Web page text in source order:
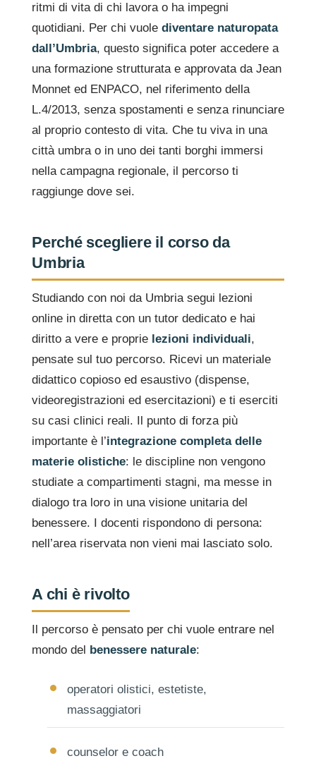
ritmi di vita di chi lavora o ha impegni
quotidiani. Per chi vuole diventare naturopata
dall’Umbria, questo significa poter accedere a
una formazione strutturata e approvata da Jean
Monnet ed ENPACO, nel riferimento della
L.4/2013, senza spostamenti e senza rinunciare
al proprio contesto di vita. Che tu viva in una
città umbra o in uno dei tanti borghi immersi
nella campagna regionale, il percorso ti
raggiunge dove sei.
Perché scegliere il corso da
Umbria
Studiando con noi da Umbria segui lezioni
online in diretta con un tutor dedicato e hai
diritto a vere e proprie lezioni individuali,
pensate sul tuo percorso. Ricevi un materiale
didattico copioso ed esaustivo (dispense,
videoregistrazioni ed esercitazioni) e ti eserciti
su casi clinici reali. Il punto di forza più
importante è l’integrazione completa delle
materie olistiche: le discipline non vengono
studiate a compartimenti stagni, ma messe in
dialogo tra loro in una visione unitaria del
benessere. I docenti rispondono di persona:
nell’area riservata non vieni mai lasciato solo.
A chi è rivolto
Il percorso è pensato per chi vuole entrare nel
mondo del
benessere naturale:
operatori olistici, estetiste,
massaggiatori
counselor e coach